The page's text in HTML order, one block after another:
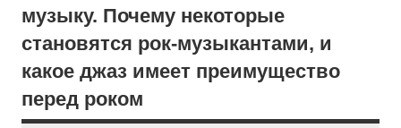
музыку. Почему некоторые
становятся рок-музыкантами, и
какое джаз имеет преимущество
перед роком